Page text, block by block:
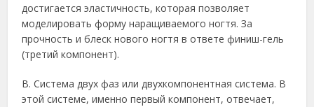
достигается эластичность, которая позволяет
моделировать форму наращиваемого ногтя. За
прочность и блеск нового ногтя в ответе финиш-гель
(третий компонент).
B. Система двух фаз или двухкомпонентная система. В
этой системе, именно первый компонент, отвечает,